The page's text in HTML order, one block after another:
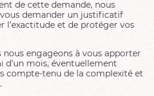
de cette demande, nous
demander un justificatif
l’exactitude et de protéger vos
engageons à vous apporter
d’un mois, éventuellement
compte-tenu de la complexité et